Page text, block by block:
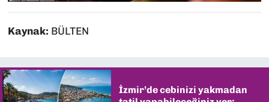
Kaynak: BÜLTEN
İzmir’de cebinizi yakmadan